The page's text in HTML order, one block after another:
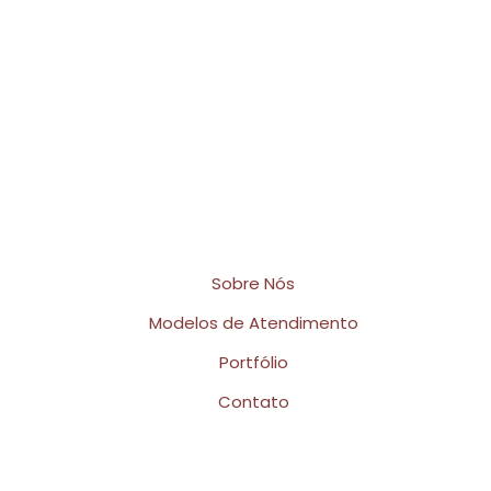
Sobre Nós
Modelos de Atendimento
Portfólio
Contato